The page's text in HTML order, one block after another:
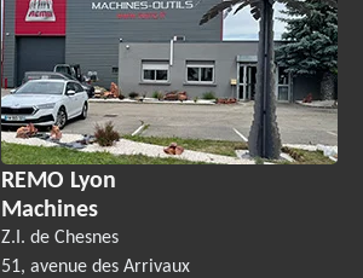
REMO Lyon
Machines
Z.I. de Chesnes
51, avenue des Arrivaux